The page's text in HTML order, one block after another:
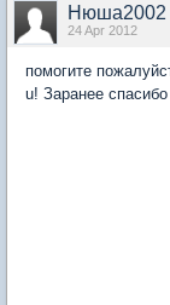
Нюша2002
24 Apr 2012
помогите
u! Заранее спасибо